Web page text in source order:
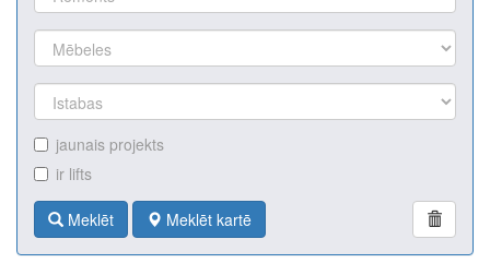
jaunais projekts
ir lifts
Meklēt Meklēt kartē